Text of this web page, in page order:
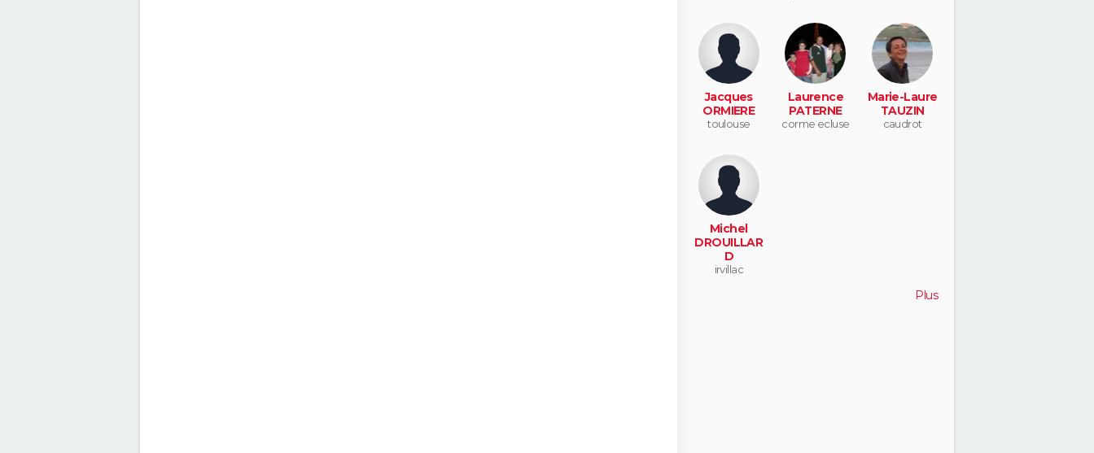
Jacques
ORMIERE
toulouse
Laurence
PATERNE
corme ecluse
Marie-Laure
TAUZIN
caudrot
Michel
DROUILLAR
D
irvillac
Plus